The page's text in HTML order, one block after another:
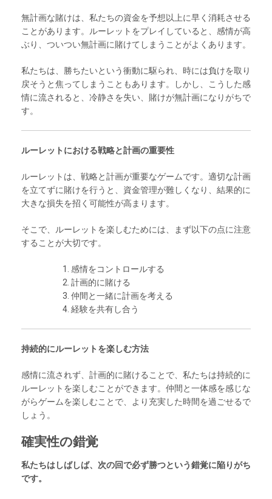
無計画な賭けは、私たちの資金を予想以上に早く消耗させる
ことがあります。ルーレットをプレイしていると、感情が高
ぶり、ついつい無計画に賭けてしまうことがよくあります。
私たちは、勝ちたいという衝動に駆られ、時には負けを取り
戻そうと焦ってしまうこともあります。しかし、こうした感
情に流されると、冷静さを失い、賭けが無計画になりがちで
す。
ルーレットにおける戦略と計画の重要性
ルーレットは、戦略と計画が重要なゲームです。適切な計画
を立てずに賭けを行うと、資金管理が難しくなり、結果的に
大きな損失を招く可能性が高まります。
そこで、ルーレットを楽しむためには、まず以下の点に注意
することが大切です。
感情をコントロールする
計画的に賭ける
仲間と一緒に計画を考える
経験を共有し合う
持続的にルーレットを楽しむ方法
感情に流されず、計画的に賭けることで、私たちは持続的に
ルーレットを楽しむことができます。仲間と一体感を感じな
がらゲームを楽しむことで、より充実した時間を過ごせるで
しょう。
確実性の錯覚
私たちはしばしば、次の回で必ず勝つという錯覚に陥りがち
です。